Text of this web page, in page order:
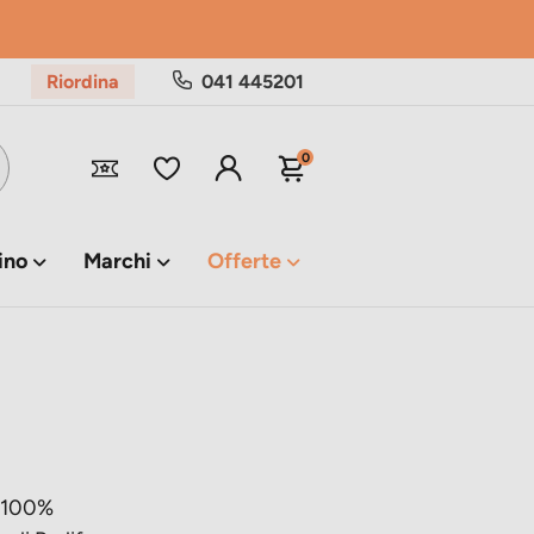
Riordina 041 445201
0
Marchi Offerte